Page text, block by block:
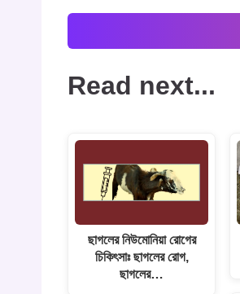
Read next...
ছাগলের নিউমোনিয়া রোগের
চিকিৎসাঃ ছাগলের রোগ,
ছাগলের…